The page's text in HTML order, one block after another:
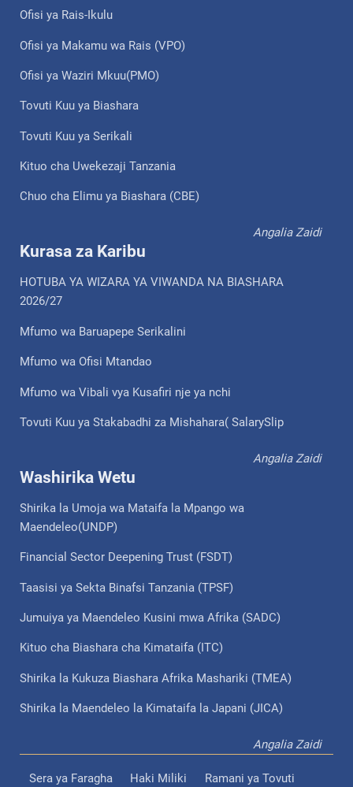
Ofisi ya Rais-Ikulu
Ofisi ya Makamu wa Rais (VPO)
Ofisi ya Waziri Mkuu(PMO)
Tovuti Kuu ya Biashara
Tovuti Kuu ya Serikali
Kituo cha Uwekezaji Tanzania
Chuo cha Elimu ya Biashara (CBE)
Angalia Zaidi
Kurasa za Karibu
HOTUBA YA WIZARA YA VIWANDA NA BIASHARA
2026/27
Mfumo wa Baruapepe Serikalini
Mfumo wa Ofisi Mtandao
Mfumo wa Vibali vya Kusafiri nje ya nchi
Tovuti Kuu ya Stakabadhi za Mishahara( SalarySlip
Angalia Zaidi
Washirika Wetu
Shirika la Umoja wa Mataifa la Mpango wa
Maendeleo(UNDP)
Financial Sector Deepening Trust (FSDT)
Taasisi ya Sekta Binafsi Tanzania (TPSF)
Jumuiya ya Maendeleo Kusini mwa Afrika (SADC)
Kituo cha Biashara cha Kimataifa (ITC)
Shirika la Kukuza Biashara Afrika Mashariki (TMEA)
Shirika la Maendeleo la Kimataifa la Japani (JICA)
Angalia Zaidi
Sera ya Faragha Haki Miliki Ramani ya Tovuti